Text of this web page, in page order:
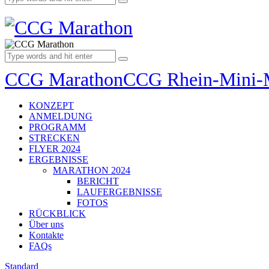
CCG MarathonCCG Rhein-Mini-
KONZEPT
ANMELDUNG
PROGRAMM
STRECKEN
FLYER 2024
ERGEBNISSE
MARATHON 2024
BERICHT
LAUFERGEBNISSE
FOTOS
RÜCKBLICK
Über uns
Kontakte
FAQs
Standard